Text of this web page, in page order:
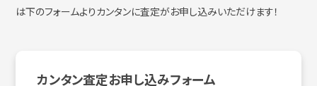
は下のフォームよりカンタンに査定がお申し込みいただけます！
カンタン査定お申し込みフォーム